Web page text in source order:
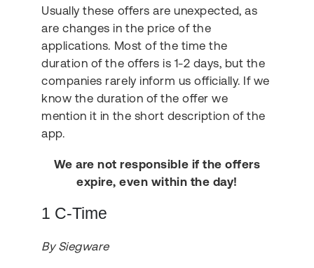
Usually these offers are unexpected, as
are changes in the price of the
applications. Most of the time the
duration of the offers is 1-2 days, but the
companies rarely inform us officially. If we
know the duration of the offer we
mention it in the short description of the
app.
We are not responsible if the offers
expire, even within the day!
1 C-Time
By Siegware